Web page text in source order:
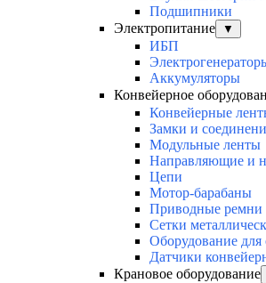
Подшипники
Электропитание
▼
ИБП
Аккумуляторы
Конвейерное
Конвейерные
Замки и
Модульные ленты
Направляющие и
Цепи
Мотор-барабаны
Приводные ремни
Сетки
Оборудование для
Датчики
Крановое оборудование